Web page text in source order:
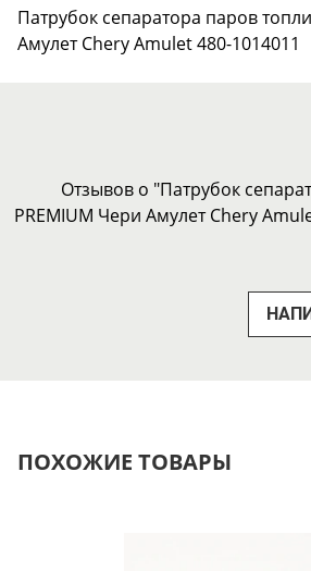
Патрубок сепаратора паров
Амулет Chery Amulet 480-1014011
Отзывов о "Патрубок
PREMIUM Чери Амулет Chery
ПОХОЖИЕ ТОВАРЫ